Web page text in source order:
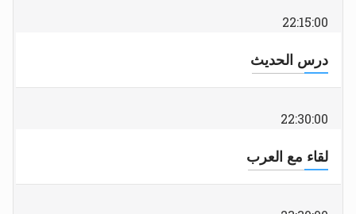
22:15:00
درس الحديث
22:30:00
لقاء مع العرب